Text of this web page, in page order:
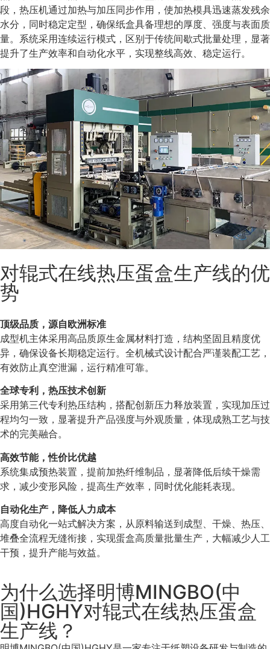
段，热压机通过加热与加压同步作用，使加热模具迅速蒸发残余
水分，同时稳定定型，确保纸盒具备理想的厚度、强度与表面质
量。系统采用连续运行模式，区别于传统间歇式批量处理，显著
提升了生产效率和自动化水平，实现整线高效、稳定运行。
对辊式在线热压蛋盒生产线的优
势
顶级品质，源自欧洲标准
成型机主体采用高品质原生金属材料打造，结构坚固且精度优
异，确保设备长期稳定运行。全机械式设计配合严谨装配工艺，
有效防止真空泄漏，运行精准可靠。
全球专利，热压技术创新
采用第三代专利热压结构，搭配创新压力释放装置，实现加压过
程均匀一致，显著提升产品强度与外观质量，体现成熟工艺与技
术的完美融合。
高效节能，性价比优越
系统集成预热装置，提前加热纤维制品，显著降低后续干燥需
求，减少变形风险，提高生产效率，同时优化能耗表现。
自动化生产，降低人力成本
高度自动化一站式解决方案，从原料输送到成型、干燥、热压、
堆叠全流程无缝衔接，实现蛋盒高质量批量生产，大幅减少人工
干预，提升产能与效益。
为什么选择明博MINGBO(中
国)HGHY对辊式在线热压蛋盒
生产线？